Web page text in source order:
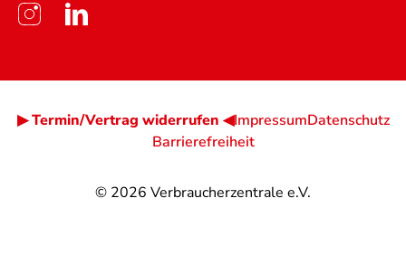
© 2026 Verbraucherzentrale e.V.
▶ Termin/Vertrag widerrufen ◀ImpressumDatenschutz
Barrierefreiheit